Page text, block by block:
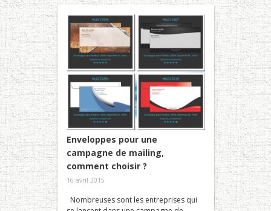
Enveloppes pour une
campagne de mailing,
comment choisir ?
16 avril 2015
Nombreuses sont les entreprises qui